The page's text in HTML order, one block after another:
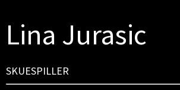
Lina Jurasic
SKUESPILLER